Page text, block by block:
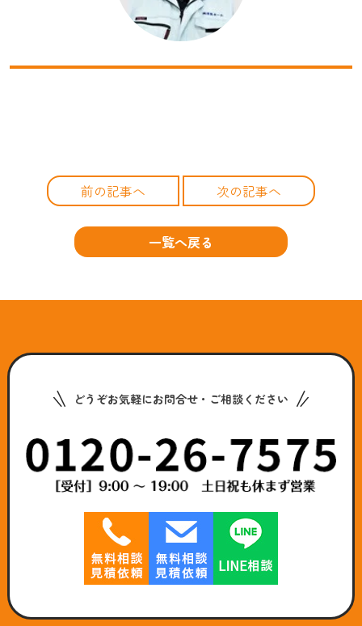
前の記事へ 次の記事へ
一覧へ戻る
どうぞお気軽にお問合せ・ご相談ください